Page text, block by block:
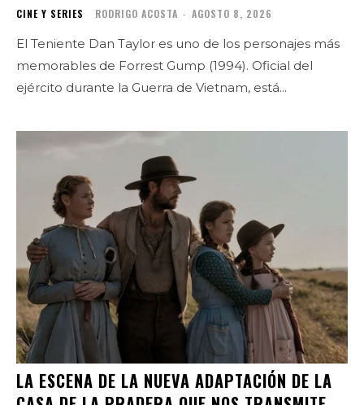
CINE Y SERIES RODRIGO ACOSTA - AGOSTO 8, 2026
El Teniente Dan Taylor es uno de los personajes más
memorables de Forrest Gump (1994). Oficial del
ejército durante la Guerra de Vietnam, está...
LA ESCENA DE LA NUEVA ADAPTACIÓN DE LA